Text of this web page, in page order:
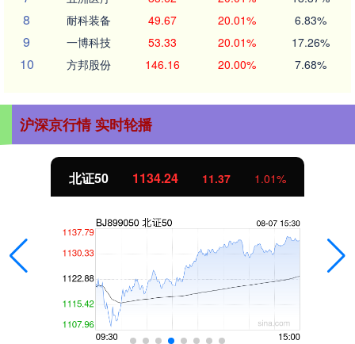
8 耐科装备 49.67 20.01% 6.83%
9 一博科技 53.33 20.01% 17.26%
10 方邦股份 146.16 20.00% 7.68%
沪深京行情 实时轮播
北证50 1134.24 11.37 1.01%